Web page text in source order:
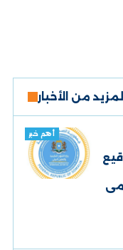
المزيد من الأخبار
أهم خبر